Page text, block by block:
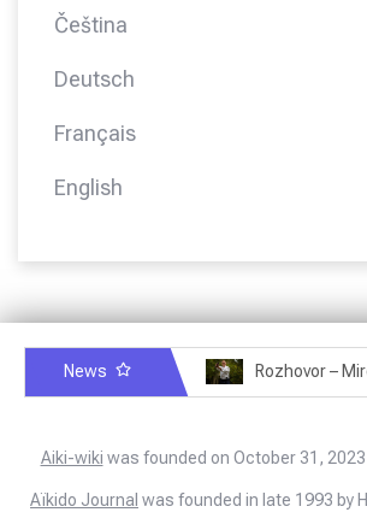
Čeština
Deutsch
Français
English
News
Aiki-wiki was founded on October 31, 2023
Aïkido Journal was founded in late 1993 by